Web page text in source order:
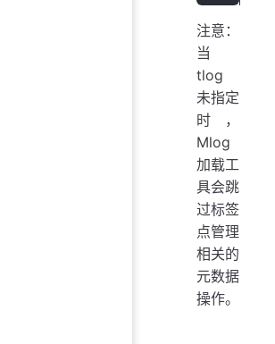
注意：
当
tlog
未指定
时，
Mlog
加载工
具会跳
过标签
点管理
相关的
元数据
操作。